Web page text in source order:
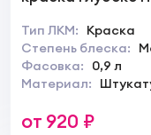
Тип ЛКМ:
Краска
Степень блеска:
Фасовка:
0,9 л
Материал:
от 920 ₽